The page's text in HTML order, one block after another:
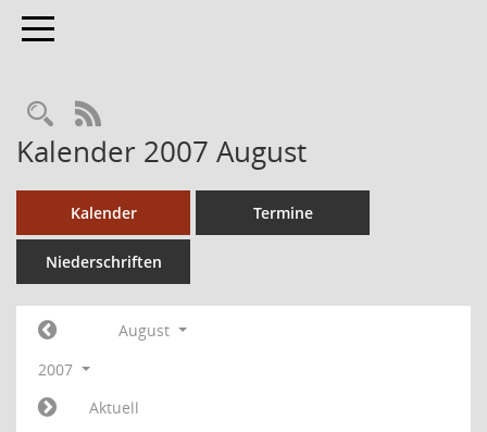
Toggle navigation
RSS-Feed
Kalender 2007 August
Kalender Termine
Niederschriften
August
2007
Aktuell